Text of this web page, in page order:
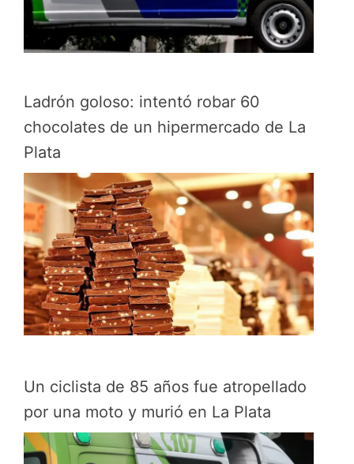
Ladrón goloso: intentó robar 60
chocolates de un hipermercado de La
Plata
Un ciclista de 85 años fue atropellado
por una moto y murió en La Plata